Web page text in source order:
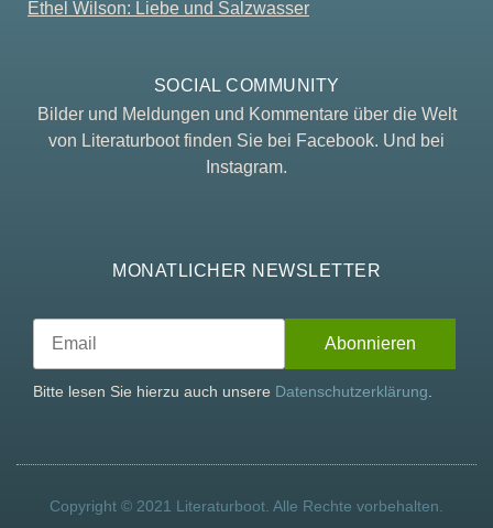
Ethel Wilson: Liebe und Salzwasser
SOCIAL COMMUNITY
Bilder und Meldungen und Kommentare über die Welt
von Literaturboot finden Sie bei Facebook. Und bei
Instagram.
MONATLICHER NEWSLETTER
Bitte lesen Sie hierzu auch unsere Datenschutzerklärung
Copyright © 2021 Literaturboot. Alle Rechte vorbehalten.